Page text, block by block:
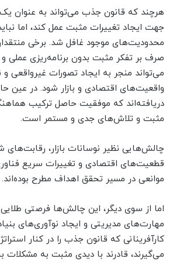
هرچند که قانون جذب می‌تواند به عنوان
جهت ایجاد تغییرات مثبت عمل کند، اما
محدودیت‌های موجود غافل شد. برخی
صرف بر تفکر مثبت بدون برنامه‌ریزی عملی
می‌تواند منجر به ایجاد تصورات غیرواقعی و
واقعیت‌های اقتصادی و بازار شود. در عین
دریافته‌اند که موفقیت حاصل ترکیب
مثبت و تلاش‌های جدی و مستمر است.
چالش‌هایی نظیر نوسانات بازار، رقابت‌های
قطعیت‌های اقتصادی و تغییرات سریع
موانعی در مسیر تحقق اهداف مطرح بوده‌اند.
اما از سوی دیگر، این چالش‌ها فرصتی
مهارت‌های مدیریتی و ایجاد نوآوری‌های
کارآفرینانی که قانون جذب را در کنار
می‌گیرند، قادرند با دیدی مثبت به مشکلات